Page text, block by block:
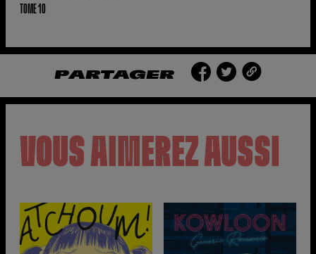
TOME 10
PARTAGER
VOUS AIMEREZ AUSSI